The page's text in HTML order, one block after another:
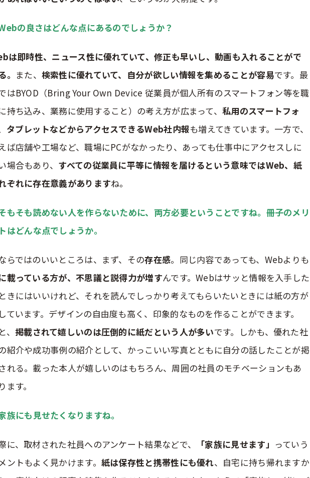
の良さはどんな点にあるのでしょうか？
は即時性、ニュース性に優れていて、修正も早いし、動画も入れることがで
。 また、 検索性に優れていて、自分が欲しい情報を集めることが容易です。最
はBYOD（Bring Your Own Device 従業員が個人所有のスマートフォン等を職
持ち込み、業務に使用すること）の考え方が広まって、私用のスマートフォ
タブレットなどからアクセスできるWeb社内報も増えてきています。一方で、
ば店舗や工場など、職場にPCがなかったり、あっても仕事中にアクセスしに
場合もあり、 すべての従業員に平等に情報を届けるという意味ではWeb、紙
ぞれに存在意義がありますね。
もそも読めない人を作らないために、両方必要ということですね。 冊子のメリ
はどんな点でしょうか。
らではのいいところは、まず、その存在感。同じ内容であっても、Webよりも
載っている方が、不思議と説得力が増すんです。Webはサッと情報を入手した
きにはいいけれど、それを読んでしっかり考えてもらいたいときには紙の方が
ています。デザインの自由度も高く、印象的なものを作ることができます。
、 掲載されて嬉しいのは圧倒的に紙だという人が多いです。しかも、優れた社
紹介や成功事例の紹介として、かっこいい写真とともに自分の話したことが掲
れる。載った本人が嬉しいのはもちろん、周囲の社員のモチベーションもあ
ます。
族にも見せたくなりますね。
に、取材された社員へのアンケート結果などで、 「家族に見せます」 っていう
ントもよく見かけます。 紙は保存性と携帯性にも優れ、自宅に持ち帰れますか